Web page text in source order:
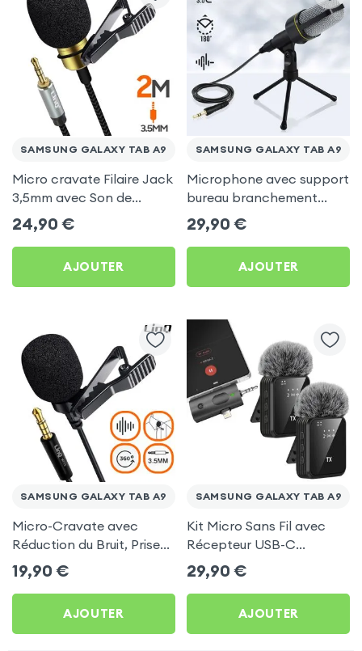
SAMSUNG GALAXY TAB A9
Micro cravate Filaire Jack
3,5mm avec Son de
Qualité, 2m - LinQ pour
Samsung Galaxy Tab A9
24,90 €
AJOUTER
SAMSUNG GALAXY TAB A9
Microphone avec support
bureau branchement
Jack 3.5 - Linq pour
Samsung Galaxy Tab A9
29,90 €
AJOUTER
SAMSUNG GALAXY TAB A9
Micro-Cravate avec
Réduction du Bruit, Prise
Jack 3.5mm et Rotatif à
360°, LinQ - Noir pour
Samsung Galaxy Tab A9
19,90 €
AJOUTER
SAMSUNG GALAXY TAB A9
Kit Micro Sans Fil avec
Récepteur USB-C
Lightning Jack pour
Samsung Galaxy Tab A9
29,90 €
AJOUTER